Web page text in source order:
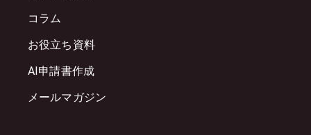
コラム
お役立ち資料
AI申請書作成
メールマガジン